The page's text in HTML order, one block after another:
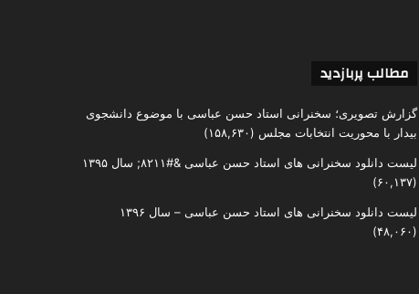
مطالب پربازدید
گزارش تصویری؛ سخنرانی استاد حسن عباسی با موضوع دانشجوی
بیدار با محوریت انتخابات مجلس (۱۵۸,۶۳۰)
لیست دانلود سخنرانی های استاد حسن عباسی &#۸۲۱۱; سال ۱۳۹۵
(۶۰,۱۳۷)
لیست دانلود سخنرانی های استاد حسن عباسی – سال ۱۳۹۶
(۴۸,۰۶۰)